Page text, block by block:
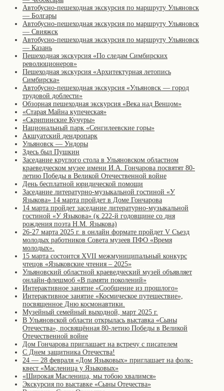
Автобусно-пешеходная экскурсия по маршруту Ульяновск
— Болгары
Автобусно-пешеходная экскурсия по маршруту Ульяновск
— Свияжск
Автобусно-пешеходная экскурсия по маршруту Ульяновск
— Казань
Пешеходная экскурсия «По следам Симбирских
революционеров»
Пешеходная экскурсия «Архитектурная летопись
Симбирска»
Автобусно-пешеходная экскурсия «Ульяновск — город
трудовой доблести»
Обзорная пешеходная экскурсия «Века над Венцом»
«Старая Майна купеческая»
«Скрипинские Кучуры»
Национальный парк «Сенгилеевские горы»
Акшуатский дендропарк
Ульяновск — Ундоры
Здесь был Пушкин
Заседание круглого стола в Ульяновском областном
краеведческом музее имени И.А. Гончарова посвятят 80-
летию Победы в Великой Отечественной войне
День бесплатной юридической помощи
Заседание литературно-музыкальной гостиной «У
Языкова» 14 марта пройдет в Доме Гончарова
14 марта пройдет заседание литературно-музыкальной
гостиной «У Языкова» (к 222-й годовщине со дня
рождения поэта Н.М. Языкова)
26-27 марта 2025 г. в онлайн формате пройдет V Съезд
молодых работников Совета музеев ПФО «Время
молодых».
15 марта состоится XVII межмуниципальный конкурс
чтецов «Языковские чтения – 2025»
Ульяновский областной краеведческий музей объявляет
онлайн-флешмоб «В памяти поколений»
Интерактивное занятие «Сообщение из прошлого»
Интерактивное занятие «Космическое путешествие»,
посвященное Дню космонавтики.
Музейный семейный выходной, март 2025 г.
В Ульяновской области открылась выставка «Сыны
Отечества», посвящённая 80-летию Победы в Великой
Отечественной войне
Дом Гончарова приглашает на встречу с писателем
С Днем защитника Отечества!
24 — 28 февраля «Дом Языковых» приглашает на фолк-
квест «Масленица у Языковых»
«Широкая Масленица, мы тобою хвалимся»
Экскурсия по выставке «Сыны Отечества»